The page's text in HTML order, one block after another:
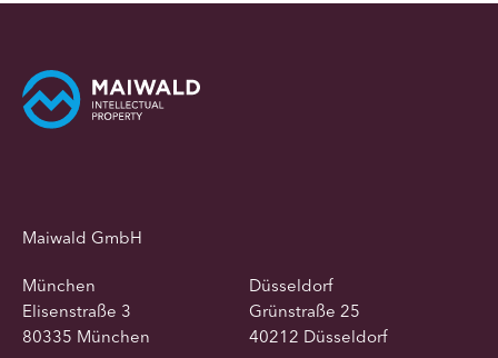
Maiwald GmbH
München
Elisenstraße 3
80335 München
Düsseldorf
Grünstraße 25
40212 Düsseldorf